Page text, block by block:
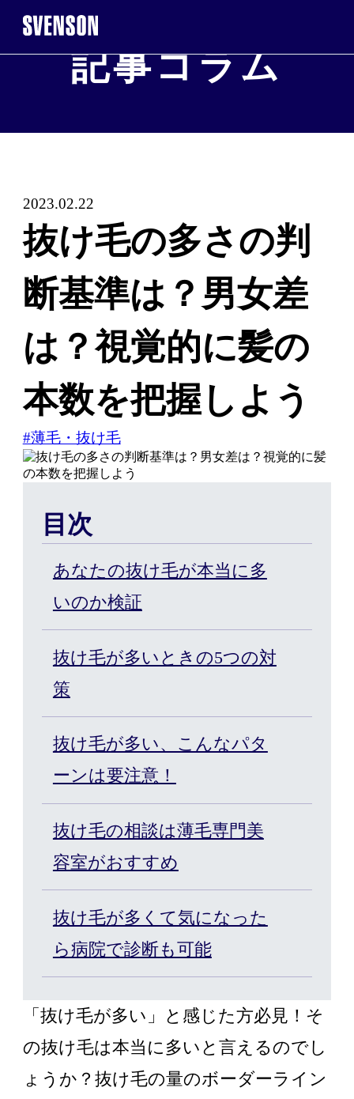
まずは無料相談を。お気軽にご来店くだ
※お電話で髪に関するご相談やご予約も可能です
0120-17-7109
2回目以降のご来店について
ご契約者
WEB予約
はじめての方へ
製品・サービスから探す
ウィッグ・サービス
エクステ・サービス
髪の悩みから探す
無料相談・お試し体験
料金プラン
スヴェンソンのこだわり
店舗一覧 Q&A 資料請求
記事コラム
2023.02.22
抜け毛の多さの判
断基準は？男女差
は？視覚的に髪の
本数を把握しよう
#薄毛・抜け毛
目次
あなたの抜け毛が本当に多
いのか検証
抜け毛が多いときの5つの対
策
抜け毛が多い、こんなパタ
ーンは要注意！
抜け毛の相談は薄毛専門美
容室がおすすめ
抜け毛が多くて気になった
ら病院で診断も可能
「抜け毛が多い」と感じた方必見！そ
の抜け毛は本当に多いと言えるのでし
ょうか？抜け毛の量のボーダーライン